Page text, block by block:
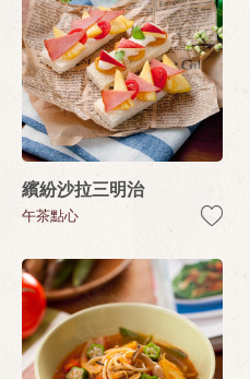
繽紛沙拉三明治
午茶點心